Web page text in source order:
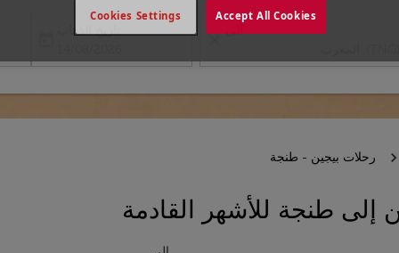
الى
تاريخ الذهاب
رحلات بيجين - طنجة
طنجة للأشهر القادمة
أدناه للحصول على العروض.
Accept All Cookies
Cookies Settings